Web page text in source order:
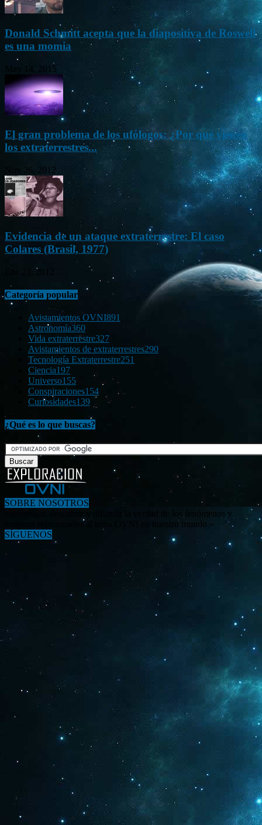
Donald Schmitt acepta que la diapositiva de Roswell
es una momia
May 14, 2015
El gran problema de los ufólogos: ¿Por qué vienen
los extraterrestres...
Nov 26, 2012
Evidencia de un ataque extraterrestre: El caso
Colares (Brasil, 1977)
Ene 21, 2012
Categoría popular
Avistamientos OVNI891
Astronomía360
Vida extraterrestre327
Avistamientos de extraterrestres290
Tecnología Extraterrestre251
Ciencia197
Universo155
Conspiraciones154
Curiosidades139
¿Qué es lo que buscas?
SOBRE NOSOTROS
«Investigar, descubrir y difundir la verdad de los fenómenos y
enigmas relacionados al tema OVNI en nuestro mundo.»
SÍGUENOS